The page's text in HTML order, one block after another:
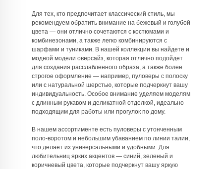
Для тех, кто предпочитает классический стиль, мы
рекомендуем обратить внимание на бежевый и голубой
цвета — они отлично сочетаются с костюмами и
комбинезонами, а также легко комбинируются с
шарфами и туниками. В нашей коллекции вы найдете и
модной модели оверсайз, которая отлично подойдет
для создания расслабленного образа, а также более
строгое оформление — например, пуловеры с полоску
или с натуральной шерстью, которые подчеркнут вашу
индивидуальность. Особое внимание уделяем моделям
с длинным рукавом и деликатной отделкой, идеально
подходящим для работы или прогулок по дому.
В нашем ассортименте есть пуловеры с утонченным
поло-воротом и небольшим убаванием по линии талии,
что делает их универсальными и удобными. Для
любительниц ярких акцентов — синий, зеленый и
коричневый цвета, которые подчеркнут вашу яркую